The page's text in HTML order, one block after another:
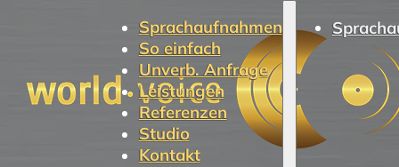
Sprachaufnahmen
So einfach
Unverb. Anfrage
Leistungen
Referenzen
Studio
Kontakt